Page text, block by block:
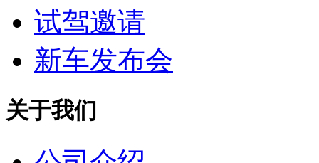
试驾邀请
新车发布会
关于我们